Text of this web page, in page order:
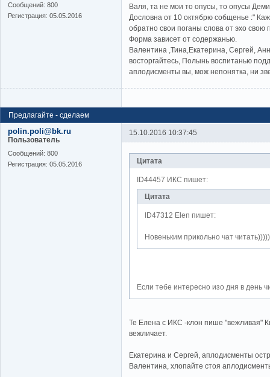
Cообщений: 800
Регистрация: 05.05.2016
Валя, та не мои то опусы, то опусы
Дословна от 10 октябрю собщенье :"
обратно свои поганы слова от эхо свою
Форма зависет от содержанью.
Валентина ,Тина,Екатерина, Сергей,
восторгайтесь, Полынь воспитанью
аплодисменты вы, мож непонятка, ни
Предлагайте - сделаем
polin.poli@bk.ru
Пользователь
Cообщений: 800
Регистрация: 05.05.2016
15.10.2016 10:37:45
Цитата
ID44457 ИКС пишет:
Цитата
ID47312 Elen пишет:
Новеньким прикольно чат
Если тебе интересно изо дня в день
Те Елена с ИКС -клон пише "вежливая"
вежличает.
Екатерина и Сергей, аплодисменты
Валентина, хлопайте стоя